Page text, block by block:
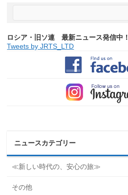
ロシア・旧ソ連 最新ニュース発信中！
Tweets by JRTS_LTD
ニュースカテゴリー
≪新しい時代の、安心の旅≫
その他